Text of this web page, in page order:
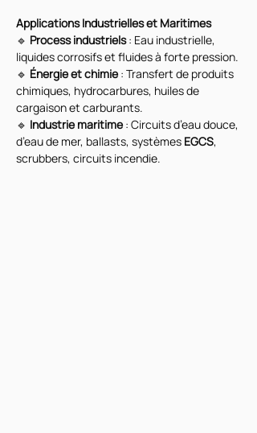
Applications Industrielles et Maritimes
🔹 Process industriels : Eau industrielle,
liquides corrosifs et fluides à forte pression.
🔹 Énergie et chimie : Transfert de produits
chimiques, hydrocarbures, huiles de
cargaison et carburants.
🔹 Industrie maritime : Circuits d’eau douce,
d’eau de mer, ballasts, systèmes EGCS,
scrubbers, circuits incendie.